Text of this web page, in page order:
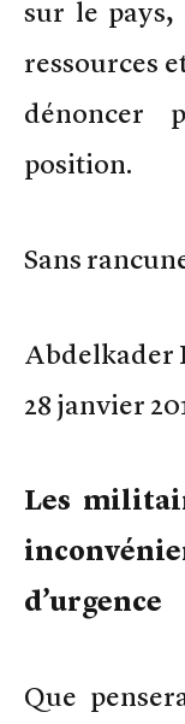
sur le pays,
ressources
dénoncer
position.
Sans
Abdelkader
28 janvier
Les
d’urgence
Que